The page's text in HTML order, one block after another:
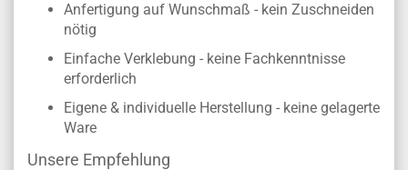
Anfertigung auf Wunschmaß - kein Zuschneiden
nötig
Einfache Verklebung - keine Fachkenntnisse
erforderlich
Eigene & individuelle Herstellung - keine gelagerte
Ware
Unsere Empfehlung